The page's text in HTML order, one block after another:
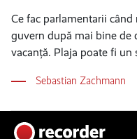
Ce fac parlamentarii
guvern după mai bine de
vacanță. Plaja poate fi un
Sebastian Zachmann